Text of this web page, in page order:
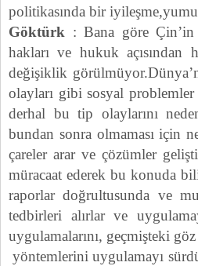
politikasında bir
Göktürk : Bana göre
hakları ve hukuk
değişiklik
olayları gibi sosyal
derhal bu tip olaylarını
bundan sonra olmaması için
çareler arar ve çözümler
müracaat ederek bu konuda
raporlar doğrultusunda ve
tedbirleri alırlar ve
uygulamalarını, geçmişteki
yöntemlerini uygulamayı